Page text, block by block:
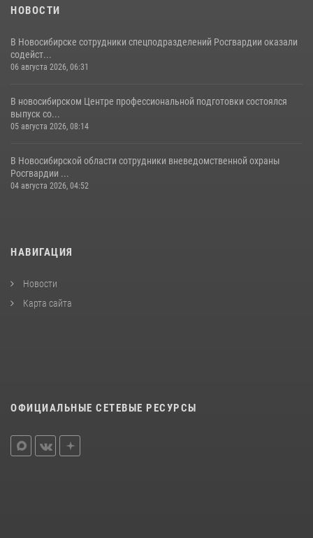
НОВОСТИ
В Новосибирске сотрудники спецподразделений Росгвардии оказали
содейст...
06 августа 2026, 06:31
В новосибирском Центре профессиональной подготовки состоялся
выпуск со...
05 августа 2026, 08:14
В Новосибирской области сотрудники вневедомственной охраны
Росгвардии ...
04 августа 2026, 04:52
НАВИГАЦИЯ
Новости
Карта сайта
ОФИЦИАЛЬНЫЕ СЕТЕВЫЕ РЕСУРСЫ